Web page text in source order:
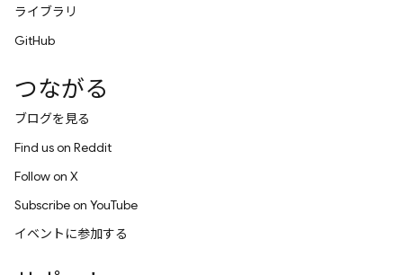
ライブラリ
GitHub
つながる
ブログを見る
Find us on Reddit
Follow on X
Subscribe on YouTube
イベントに参加する